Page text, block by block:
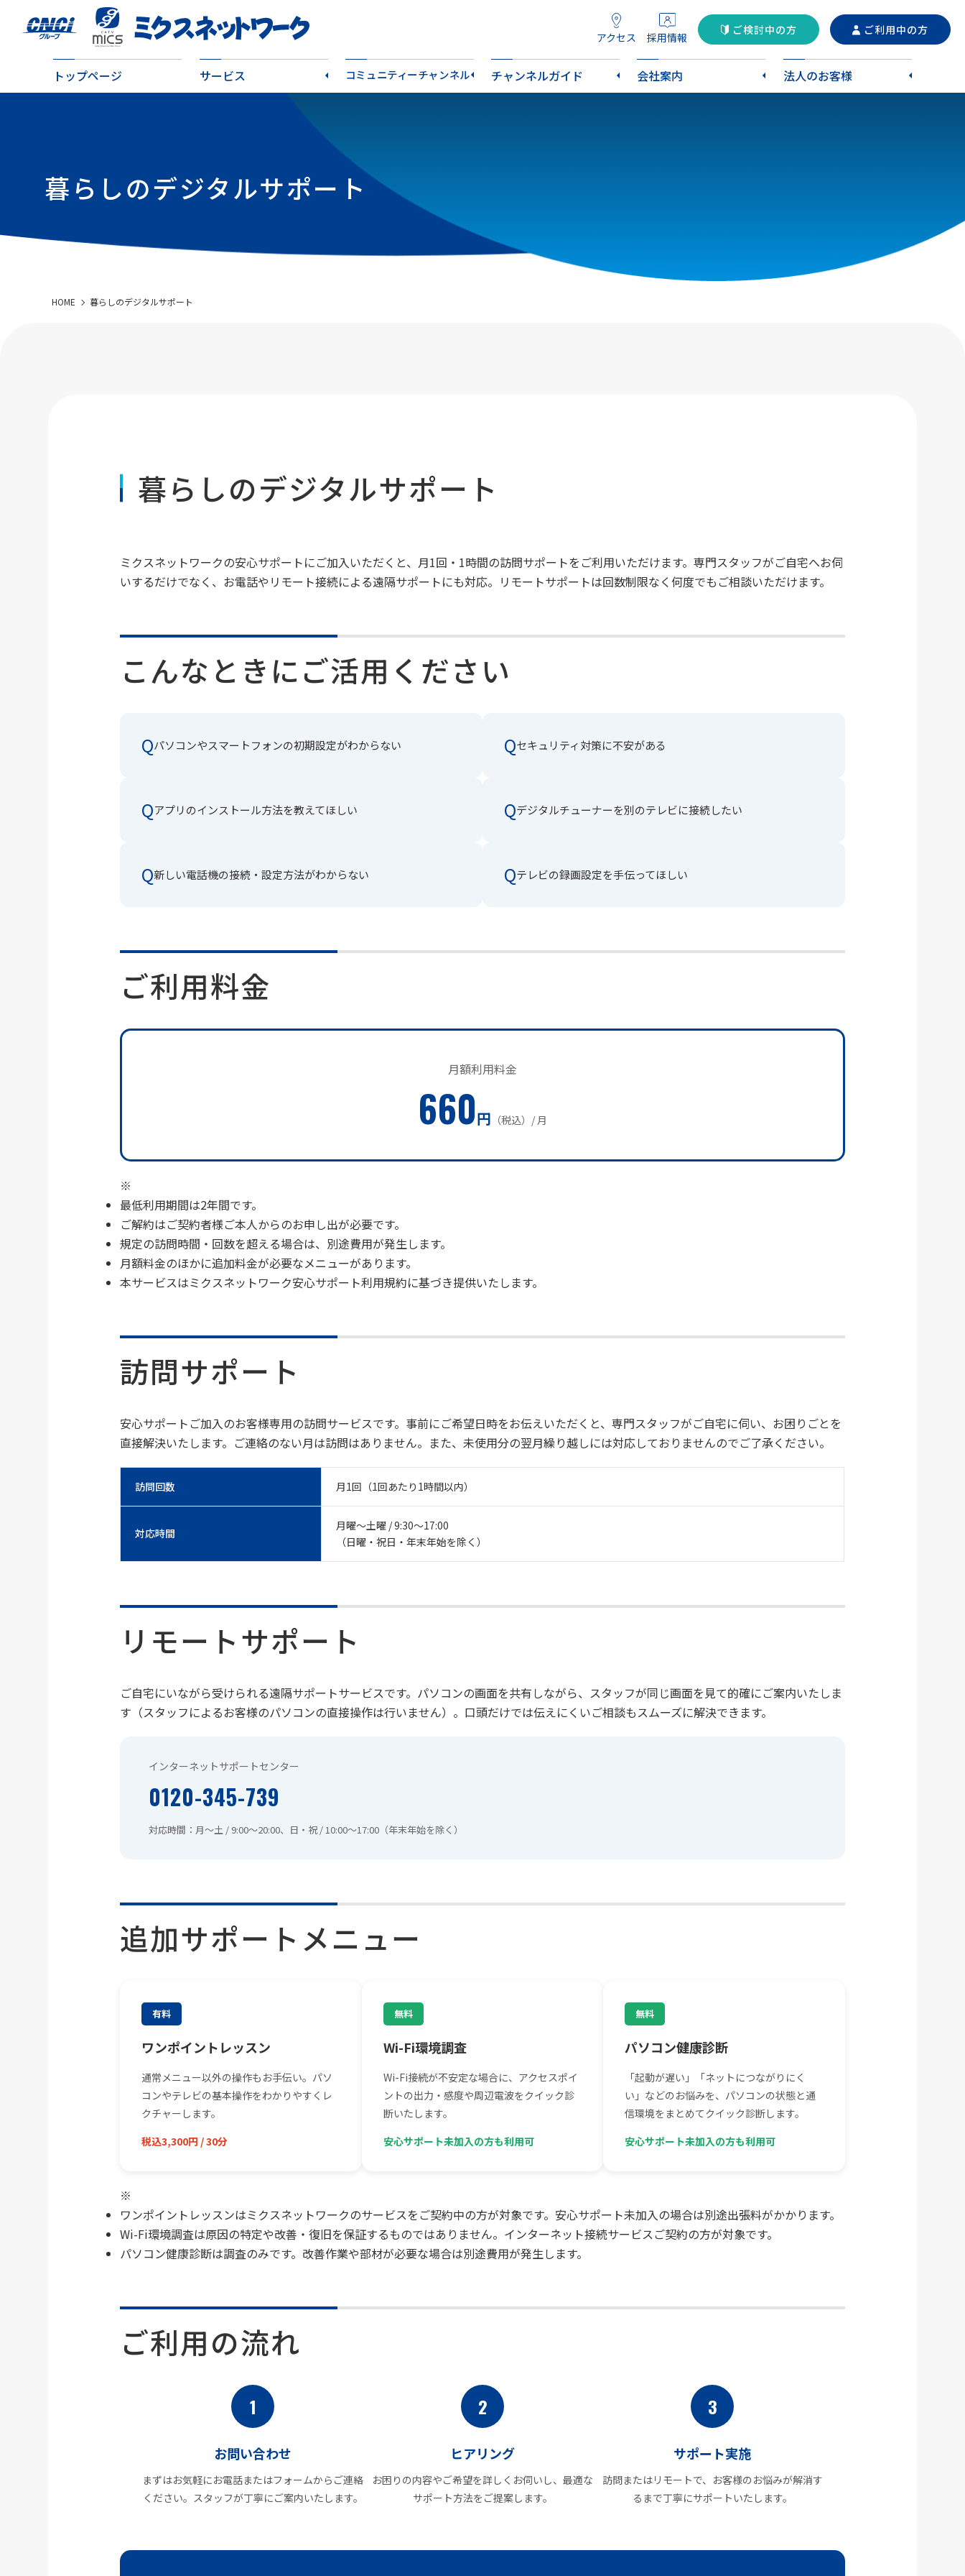
アクセス 採用情報
ご検討中の方 ご利用中の方
トップページ サービス コミュニティーチャンネル チャンネルガイド 会社案内 法人のお客様
暮らしのデジタルサポート
HOME 暮らしのデジタルサポート
暮らしのデジタルサポート
ミクスネットワークの安心サポートにご加入いただくと、月1回・1時間の訪問サポートをご利用いただけます。専門スタッフがご自宅へお伺
いするだけでなく、お電話やリモート接続による遠隔サポートにも対応。リモートサポートは回数制限なく何度でもご相談いただけます。
こんなときにご活用ください
Qパソコンやスマートフォンの初期設定がわからない Qセキュリティ対策に不安がある
Qアプリのインストール方法を教えてほしい Qデジタルチューナーを別のテレビに接続したい
Q新しい電話機の接続・設定方法がわからない Qテレビの録画設定を手伝ってほしい
ご利用料金
月額利用料金
660円 （税込）/ 月
最低利用期間は2年間です。
ご解約はご契約者様ご本人からのお申し出が必要です。
規定の訪問時間・回数を超える場合は、別途費用が発生します。
月額料金のほかに追加料金が必要なメニューがあります。
本サービスはミクスネットワーク安心サポート利用規約に基づき提供いたします。
訪問サポート
安心サポートご加入のお客様専用の訪問サービスです。事前にご希望日時をお伝えいただくと、専門スタッフがご自宅に伺い、お困りごとを
直接解決いたします。ご連絡のない月は訪問はありません。また、未使用分の翌月繰り越しには対応しておりませんのでご了承ください。
訪問回数 月1回（1回あたり1時間以内）
対応時間
月曜～土曜 / 9:30～17:00
（日曜・祝日・年末年始を除く）
リモートサポート
ご自宅にいながら受けられる遠隔サポートサービスです。パソコンの画面を共有しながら、スタッフが同じ画面を見て的確にご案内いたしま
す（スタッフによるお客様のパソコンの直接操作は行いません）。口頭だけでは伝えにくいご相談もスムーズに解決できます。
インターネットサポートセンター
0120-345-739
対応時間：月～土 / 9:00～20:00、日・祝 / 10:00～17:00（年末年始を除く）
追加サポートメニュー
有料
ワンポイントレッスン
通常メニュー以外の操作もお手伝い。パソ
コンやテレビの基本操作をわかりやすくレ
クチャーします。
税込3,300円 / 30分
無料
Wi-Fi環境調査
Wi-Fi接続が不安定な場合に、アクセスポイ
ントの出力・感度や周辺電波をクイック診
断いたします。
安心サポート未加入の方も利用可
無料
パソコン健康診断
「起動が遅い」「ネットにつながりにく
い」などのお悩みを、パソコンの状態と通
信環境をまとめてクイック診断します。
安心サポート未加入の方も利用可
ワンポイントレッスンはミクスネットワークのサービスをご契約中の方が対象です。安心サポート未加入の場合は別途出張料がかかります。
Wi-Fi環境調査は原因の特定や改善・復旧を保証するものではありません。インターネット接続サービスご契約の方が対象です。
パソコン健康診断は調査のみです。改善作業や部材が必要な場合は別途費用が発生します。
ご利用の流れ
1
お問い合わせ
まずはお気軽にお電話またはフォームからご連絡
ください。スタッフが丁寧にご案内いたします。
2
ヒアリング
お困りの内容やご希望を詳しくお伺いし、最適な
サポート方法をご提案します。
3
サポート実施
訪問またはリモートで、お客様のお悩みが解消す
るまで丁寧にサポートいたします。